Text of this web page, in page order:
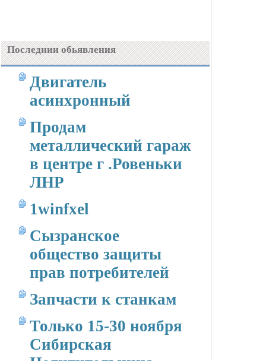
Последнии обьявления
Двигатель
асинхронный
Продам
металлический гараж
в центре г .Ровеньки
ЛНР
1winfxel
Сызранское
общество защиты
прав потребителей
Запчасти к станкам
Только 15-30 ноября
Сибирская